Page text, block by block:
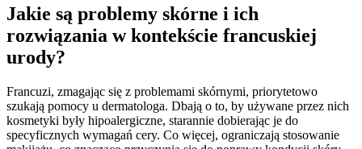
Jakie są problemy skórne i ich
rozwiązania w kontekście francuskiej
urody?
Francuzi, zmagając się z problemami skórnymi, priorytetowo
szukają pomocy u dermatologa. Dbają o to, by używane przez nich
kosmetyki były hipoalergiczne, starannie dobierając je do
specyficznych wymagań cery. Co więcej, ograniczają stosowanie